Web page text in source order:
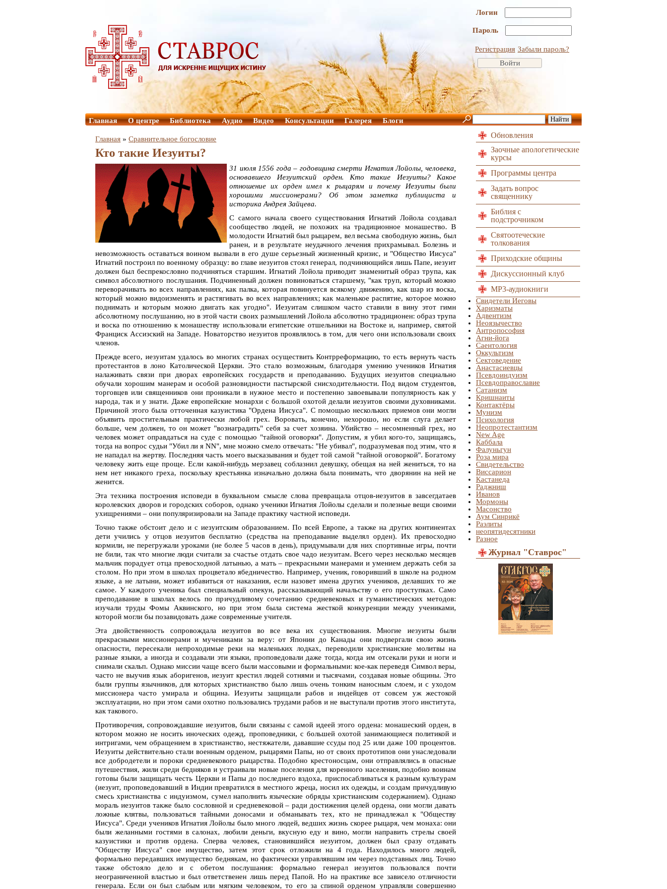
Логин
Пароль
Регистрация Забыли пароль?
Главная О центре Библиотека Аудио Видео Консультации Галерея Блоги
Главная » Сравнительное богословие
Кто такие Иезуиты?
31 июля 1556 года – годовщина смерти Игнатия Лойолы, человека,
основавшего Иезуитский орден. Кто такие Иезуиты? Какое
отношение их орден имел к рыцарям и почему Иезуиты были
хорошими миссионерами? Об этом заметка публициста и
историка Андрея Зайцева.
С самого начала своего существования Игнатий Лойола создавал
сообщество людей, не похожих на традиционное монашество. В
молодости Игнатий был рыцарем, вел весьма свободную жизнь, был
ранен, и в результате неудачного лечения прихрамывал. Болезнь и
невозможность оставаться воином вызвали в его душе серьезный жизненный кризис, и "Общество Иисуса"
Игнатий построил по военному образцу: во главе иезуитов стоял генерал, подчиняющийся лишь Папе, иезуит
должен был беспрекословно подчиняться старшим. Игнатий Лойола приводит знаменитый образ трупа, как
символ абсолютного послушания. Подчиненный должен повиноваться старшему, "как труп, который можно
переворачивать во всех направлениях, как палка, которая повинуется всякому движению, как шар из воска,
который можно видоизменять и растягивать во всех направлениях; как маленькое распятие, которое можно
поднимать и которым можно двигать как угодно". Иезуитам слишком часто ставили в вину этот гимн
абсолютному послушанию, но в этой части своих размышлений Лойола абсолютно традиционен: образ трупа
и воска по отношению к монашеству использовали египетские отшельники на Востоке и, например, святой
Франциск Ассизский на Западе. Новаторство иезуитов проявлялось в том, для чего они использовали своих
членов.
Прежде всего, иезуитам удалось во многих странах осуществить Контрреформацию, то есть вернуть часть
протестантов в лоно Католической Церкви. Это стало возможным, благодаря умению учеников Игнатия
налаживать связи при дворах европейских государств и преподаванию. Будущих иезуитов специально
обучали хорошим манерам и особой разновидности пастырской снисходительности. Под видом студентов,
торговцев или священников они проникали в нужное место и постепенно завоевывали популярность как у
народа, так и у знати. Даже европейские монархи с большой охотой делали иезуитов своими духовниками.
Причиной этого была отточенная казуистика "Ордена Иисуса". С помощью нескольких приемов они могли
объявить простительным практически любой грех. Воровать, конечно, нехорошо, но если слуга делает
больше, чем должен, то он может "вознаградить" себя за счет хозяина. Убийство – несомненный грех, но
человек может оправдаться на суде с помощью "тайной оговорки". Допустим, я убил кого-то, защищаясь,
тогда на вопрос судьи "Убил ли я NN", мне можно смело отвечать: "Не убивал", подразумевая под этим, что я
не нападал на жертву. Последняя часть моего высказывания и будет той самой "тайной оговоркой". Богатому
человеку жить еще проще. Если какой-нибудь мерзавец соблазнил девушку, обещая на ней жениться, то на
нем нет никакого греха, поскольку крестьянка изначально должна была понимать, что дворянин на ней не
женится.
Эта техника построения исповеди в буквальном смысле слова превращала отцов-иезуитов в завсегдатаев
королевских дворов и городских соборов, однако ученики Игнатия Лойолы сделали и полезные вещи своими
ухищрениями – они популяризировали на Западе практику частной исповеди.
Точно также обстоит дело и с иезуитским образованием. По всей Европе, а также на других континентах
дети учились у отцов иезуитов бесплатно (средства на преподавание выделял орден). Их превосходно
кормили, не перегружали уроками (не более 5 часов в день), придумывали для них спортивные игры, почти
не били, так что многие люди считали за счастье отдать свое чадо иезуитам. Всего через несколько месяцев
мальчик порадует отца превосходной латынью, а мать – прекрасными манерами и умением держать себя за
столом. Но при этом в школах процветало ябедничество. Например, ученик, говоривший в школе на родном
языке, а не латыни, может избавиться от наказания, если назовет имена других учеников, делавших то же
самое. У каждого ученика был специальный опекун, рассказывающий начальству о его проступках. Само
преподавание в школах велось по причудливому сочетанию средневековых и гуманистических методов:
изучали труды Фомы Аквинского, но при этом была система жесткой конкуренции между учениками,
которой могли бы позавидовать даже современные учителя.
Эта двойственность сопровождала иезуитов во все века их существования. Многие иезуиты были
прекрасными миссионерами и мучениками за веру: от Японии до Канады они подвергали свою жизнь
опасности, пересекали непроходимые реки на маленьких лодках, переводили христианские молитвы на
разные языки, а иногда и создавали эти языки, проповедовали даже тогда, когда им отсекали руки и ноги и
снимали скальп. Однако миссии чаще всего были массовыми и формальными: кое-как переведя Символ веры,
часто не выучив язык аборигенов, иезуит крестил людей сотнями и тысячами, создавая новые общины. Это
были группы язычников, для которых христианство было лишь очень тонким наносным слоем, и с уходом
миссионера часто умирала и община. Иезуиты защищали рабов и индейцев от совсем уж жестокой
эксплуатации, но при этом сами охотно пользовались трудами рабов и не выступали против этого института,
как такового.
Противоречия, сопровождавшие иезуитов, были связаны с самой идеей этого ордена: монашеский орден, в
котором можно не носить иноческих одежд, проповедники, с большей охотой занимающиеся политикой и
интригами, чем обращением в христианство, нестяжатели, дававшие ссуды под 25 или даже 100 процентов.
Иезуиты действительно стали военным орденом, рыцарями Папы, но от своих прототипов они унаследовали
все добродетели и пороки средневекового рыцарства. Подобно крестоносцам, они отправлялись в опасные
путешествия, жили среди бедняков и устраивали новые поселения для коренного населения, подобно воинам
готовы были защищать честь Церкви и Папы до последнего вздоха, приспосабливаться к разным культурам
(иезуит, проповедовавший в Индии превратился в местного жреца, носил их одежды, и создам причудливую
смесь христианства с индуизмом, сумел наполнить языческие обряды христианским содержанием). Однако
мораль иезуитов также было сословной и средневековой – ради достижения целей ордена, они могли давать
ложные клятвы, пользоваться тайными доносами и обманывать тех, кто не принадлежал к "Обществу
Иисуса". Среди учеников Игнатия Лойолы было много людей, ведших жизнь скорее рыцаря, чем монаха: они
были желанными гостями в салонах, любили деньги, вкусную еду и вино, могли направить стрелы своей
казуистики и против ордена. Сперва человек, становившийся иезуитом, должен был сразу отдавать
"Обществу Иисуса" свое имущество, затем этот срок отложили на 4 года. Находилось много людей,
формально передавших имущество беднякам, но фактически управлявшим им через подставных лиц. Точно
также обстояло дело и с обетом послушания: формально генерал иезуитов пользовался почти
неограниченной властью и был ответственен лишь перед Папой. Но на практике все зависело отличности
генерала. Если он был слабым или мягким человеком, то его за спиной орденом управляли совершенно
Обновления
Заочные апологетические
курсы
Программы центра
Задать вопрос
священнику
Библия с
подстрочником
Святоотеческие
толкования
Приходские общины
Дискуссионный клуб
MP3-аудиокниги
Свидетели Иеговы
Харизматы
Адвентизм
Неоязычество
Антропософия
Агни-йога
Саентология
Оккультизм
Сектоведение
Анастасиевцы
Псевдоиндуизм
Псевдоправославие
Сатанизм
Кришнаиты
Контактёры
Мунизм
Психология
Неопротестантизм
New Age
Каббала
Фалуньгун
Роза мира
Свидетельство
Виссарион
Кастанеда
Раджниш
Иванов
Мормоны
Масонство
Аум Синрикё
Раэлиты
неопятидесятники
Разное
Журнал "Ставрос"